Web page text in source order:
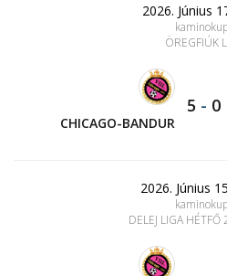
2026. Június
ÖREGFIÚK
CHICAGO-BANDUR
5 - 0
2026. Június
DELEJ LIGA HÉTFŐ